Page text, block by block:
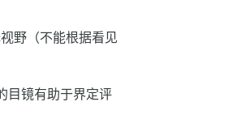
野（不能根据看见
目镜有助于界定评